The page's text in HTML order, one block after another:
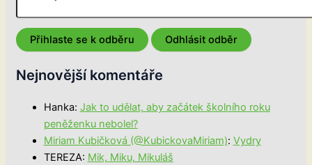
Nejnovější komentáře
Hanka: Jak to udělat, aby začátek školního roku
peněženku nebolel?
Miriam Kubičková (@KubickovaMiriam): Vydry
TEREZA: Mik, Miku, Mikuláš